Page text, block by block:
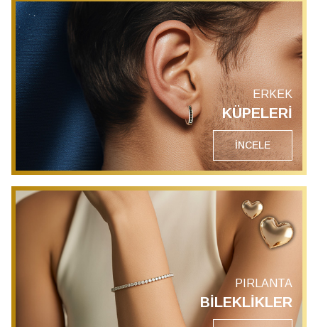
ERKEK
KÜPELERİ
İNCELE
PIRLANTA
BİLEKLİKLER